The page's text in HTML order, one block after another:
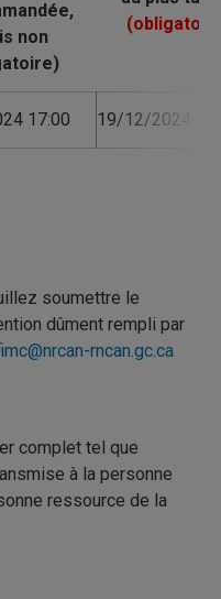
17:00 19/12/2024
soumettre le
dûment rempli par
rncan.gc.ca
complet tel que
à la personne
ressource de la